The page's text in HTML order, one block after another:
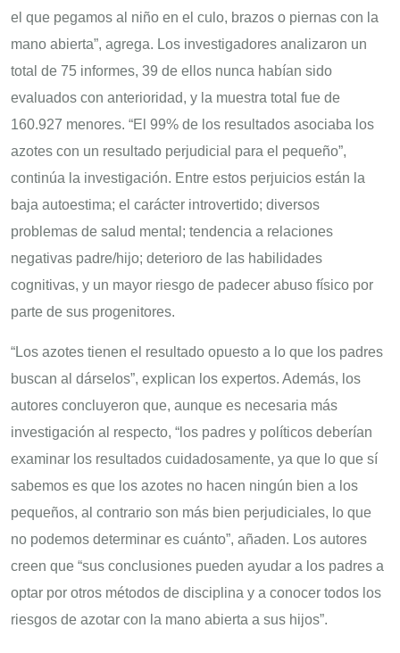
el que pegamos al niño en el culo, brazos o piernas con la
mano abierta”, agrega. Los investigadores analizaron un
total de 75 informes, 39 de ellos nunca habían sido
evaluados con anterioridad, y la muestra total fue de
160.927 menores. “El 99% de los resultados asociaba los
azotes con un resultado perjudicial para el pequeño”,
continúa la investigación. Entre estos perjuicios están la
baja autoestima; el carácter introvertido; diversos
problemas de salud mental; tendencia a relaciones
negativas padre/hijo; deterioro de las habilidades
cognitivas, y un mayor riesgo de padecer abuso físico por
parte de sus progenitores.
“Los azotes tienen el resultado opuesto a lo que los padres
buscan al dárselos”, explican los expertos. Además, los
autores concluyeron que, aunque es necesaria más
investigación al respecto, “los padres y políticos deberían
examinar los resultados cuidadosamente, ya que lo que sí
sabemos es que los azotes no hacen ningún bien a los
pequeños, al contrario son más bien perjudiciales, lo que
no podemos determinar es cuánto”, añaden. Los autores
creen que “sus conclusiones pueden ayudar a los padres a
optar por otros métodos de disciplina y a conocer todos los
riesgos de azotar con la mano abierta a sus hijos”.